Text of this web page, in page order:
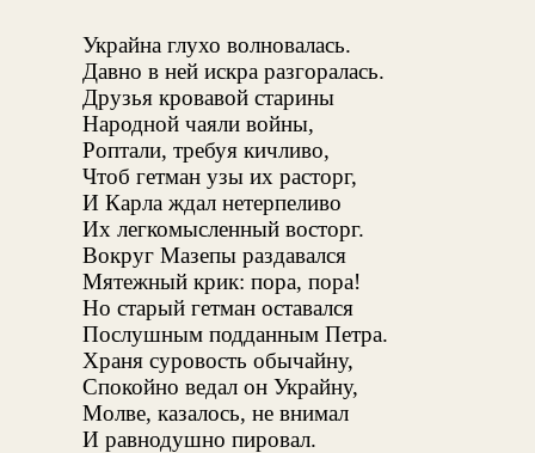
Украйна глухо волновалась.
Давно в ней искра разгоралась.
Друзья кровавой старины
Народной чаяли войны,
Роптали, требуя кичливо,
Чтоб гетман узы их расторг,
И Карла ждал нетерпеливо
Их легкомысленный восторг.
Вокруг Мазепы раздавался
Мятежный крик: пора, пора!
Но старый гетман оставался
Послушным подданным Петра.
Храня суровость обычайну,
Спокойно ведал он Украйну,
Молве, казалось, не внимал
И равнодушно пировал.